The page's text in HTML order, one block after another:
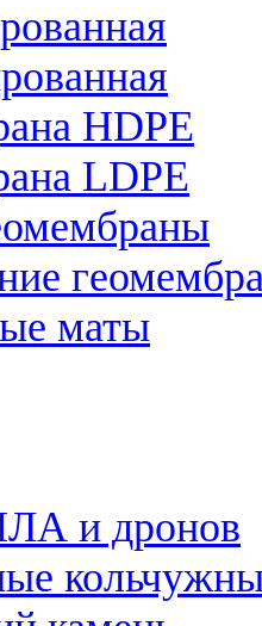
HDPE
LDPE
маты
и дронов